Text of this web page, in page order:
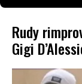
Rudy
Gigi